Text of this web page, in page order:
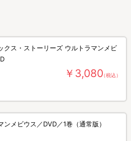
クス・ストーリーズ ウルトラマンメビ
￥3,080（税込）
ンメビウス／DVD／1巻（通常版）